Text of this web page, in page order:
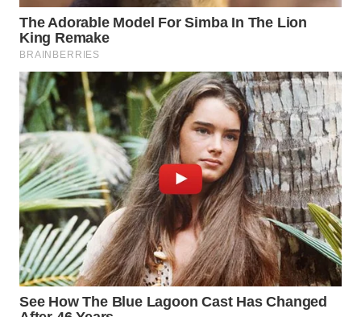
WAHANA
INFRASTRUKTUR
WAHANA
KONSUMEN
WAHANA
LISTRIK
WAHANA
TRAVEL
WAHANA
TV
WAHANANEWS